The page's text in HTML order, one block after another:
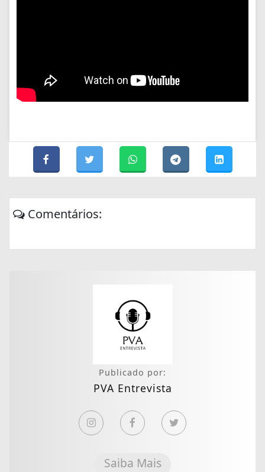
Comentários:
Publicado por:
PVA Entrevista
Saiba Mais